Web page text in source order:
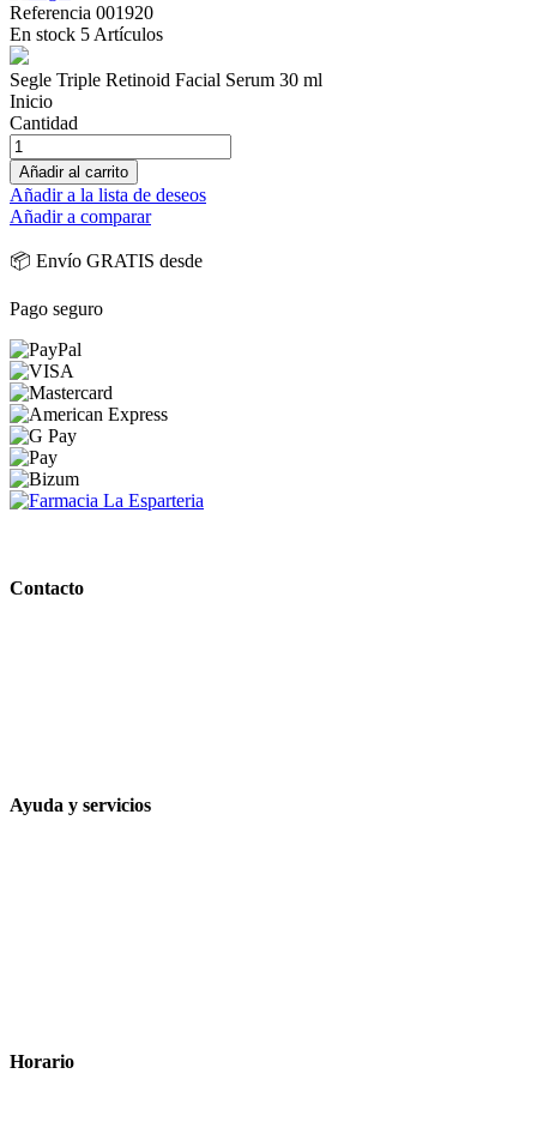
Referencia 001920
En stock 5 Artículos
Segle Triple Retinoid Facial Serum 30 ml
Inicio
Cantidad
Añadir al carrito
Añadir a la lista de deseos
Añadir a comparar
📦 Envío GRATIS desde
Pago seguro
Contacto
Ayuda y servicios
Horario